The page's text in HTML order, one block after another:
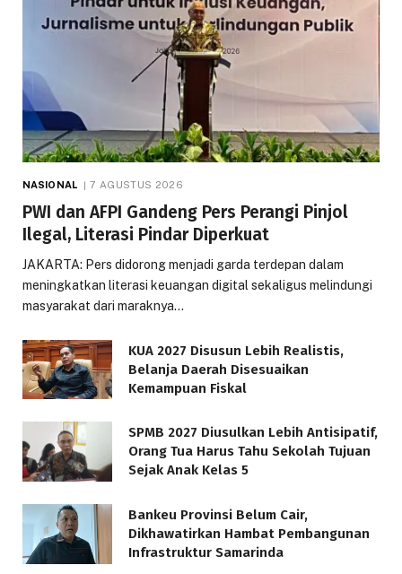
NASIONAL 7 AGUSTUS 2026
PWI dan AFPI Gandeng Pers Perangi Pinjol
Ilegal, Literasi Pindar Diperkuat
JAKARTA: Pers didorong menjadi garda terdepan dalam
meningkatkan literasi keuangan digital sekaligus melindungi
masyarakat dari maraknya…
KUA 2027 Disusun Lebih Realistis,
Belanja Daerah Disesuaikan
Kemampuan Fiskal
SPMB 2027 Diusulkan Lebih Antisipatif,
Orang Tua Harus Tahu Sekolah Tujuan
Sejak Anak Kelas 5
Bankeu Provinsi Belum Cair,
Dikhawatirkan Hambat Pembangunan
Infrastruktur Samarinda